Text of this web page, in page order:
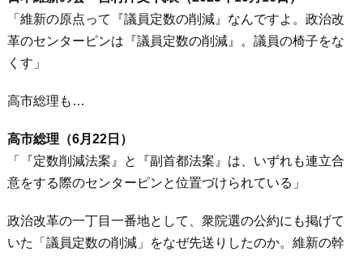
「維新の原点って『議員定数の削減』なんですよ。政治改
革のセンターピンは『議員定数の削減』。議員の椅子をな
くす」
高市総理も…
高市総理（6月22日）
「『定数削減法案』と『副首都法案』は、いずれも連立合
意をする際のセンターピンと位置づけられている」
政治改革の一丁目一番地として、衆院選の公約にも掲げて
いた「議員定数の削減」をなぜ先送りしたのか。維新の幹